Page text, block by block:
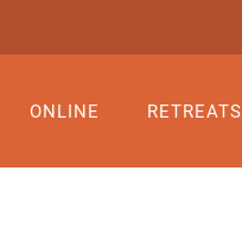
ONLINE RETREATS